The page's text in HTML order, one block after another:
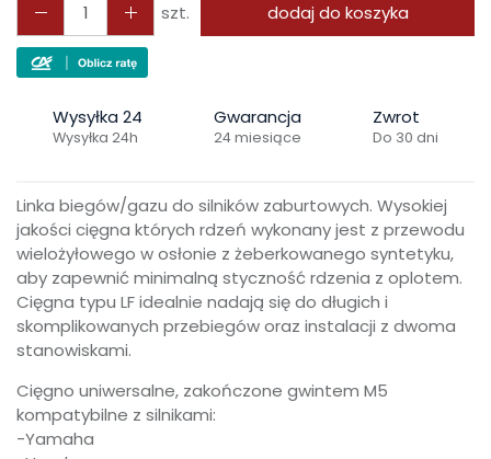
szt. dodaj do koszyka
Wysyłka 24
Wysyłka 24h
Gwarancja
24 miesiące
Zwrot
Do 30 dni
Linka biegów/gazu do silników zaburtowych. Wysokiej
jakości cięgna których rdzeń wykonany jest z przewodu
wielożyłowego w osłonie z żeberkowanego syntetyku,
aby zapewnić minimalną styczność rdzenia z oplotem.
Cięgna typu LF idealnie nadają się do długich i
skomplikowanych przebiegów oraz instalacji z dwoma
stanowiskami.
Cięgno uniwersalne, zakończone gwintem M5
kompatybilne z silnikami:
-Yamaha